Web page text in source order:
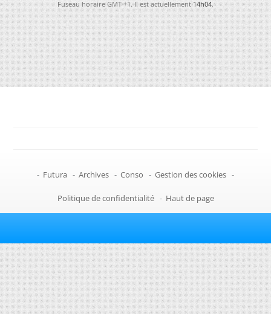
Fuseau horaire GMT +1. Il est actuellement14h04.
- Futura - Archives - Conso - Gestion des cookies -
Politique de confidentialité - Haut de page